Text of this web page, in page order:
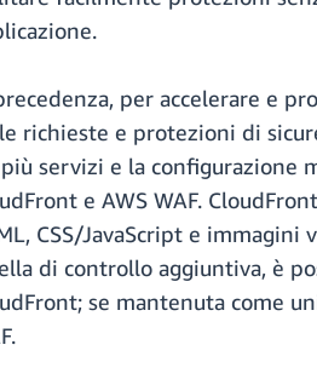
per accelerare e
richieste e protezioni di
servizi e la configurazione
e AWS WAF.
CSS/JavaScript e
di controllo aggiuntiva, è
se mantenuta come